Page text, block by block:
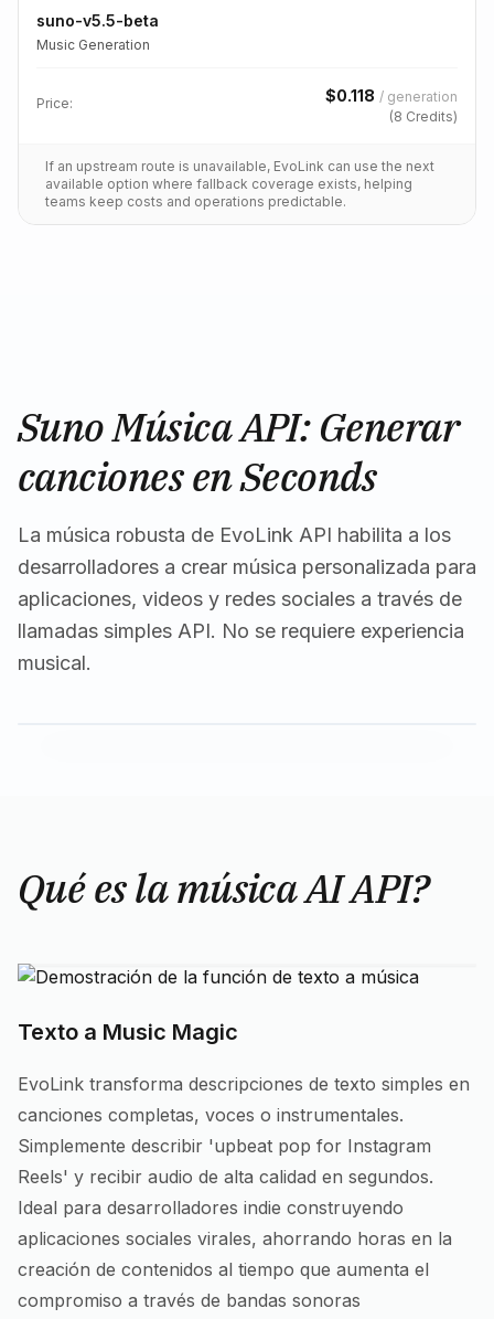
Suno Música API: Generar
canciones en Seconds
La música robusta de EvoLink API habilita a los
desarrolladores a crear música personalizada para
aplicaciones, videos y redes sociales a través de
llamadas simples API. No se requiere experiencia
musical.
suno-v5.5-beta
Music Generation
Price: $0.118 / generation
(8 Credits)
If an upstream route is unavailable, EvoLink can use the next
available option where fallback coverage exists, helping
teams keep costs and operations predictable.
Qué es la música AI API?
Texto a Music Magic
EvoLink transforma descripciones de texto simples en
canciones completas, voces o instrumentales.
Simplemente describir 'upbeat pop for Instagram
Reels' y recibir audio de alta calidad en segundos.
Ideal para desarrolladores indie construyendo
aplicaciones sociales virales, ahorrando horas en la
creación de contenidos al tiempo que aumenta el
compromiso a través de bandas sonoras